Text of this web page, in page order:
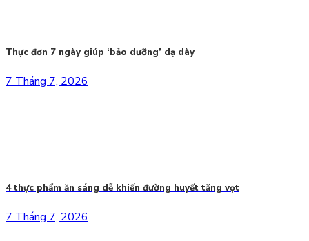
Thực đơn 7 ngày giúp ‘bảo dưỡng’ dạ dày
7 Tháng 7, 2026
4 thực phẩm ăn sáng dễ khiến đường huyết tăng vọt
7 Tháng 7, 2026